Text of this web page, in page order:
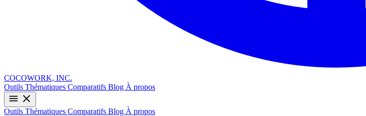
COCOWORK, INC.
Outils Thématiques Comparatifs Blog À propos
Outils Thématiques Comparatifs Blog À propos